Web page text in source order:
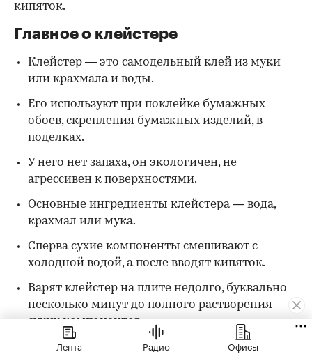
кипяток.
Главное о клейстере
Клейстер — это самодельный клей из муки
или крахмала и воды.
Его используют при поклейке бумажных
обоев, скрепления бумажных изделий, в
поделках.
У него нет запаха, он экологичен, не
агрессивен к поверхностями.
Основные ингредиенты клейстера — вода,
крахмал или мука.
Сперва сухие компоненты смешивают с
холодной водой, а после вводят кипяток.
Варят клейстер на плите недолго, буквально
несколько минут до полного растворения
сухих компонентов.
Готовый клейстер должен быть густым, как
Лента Радио Офисы